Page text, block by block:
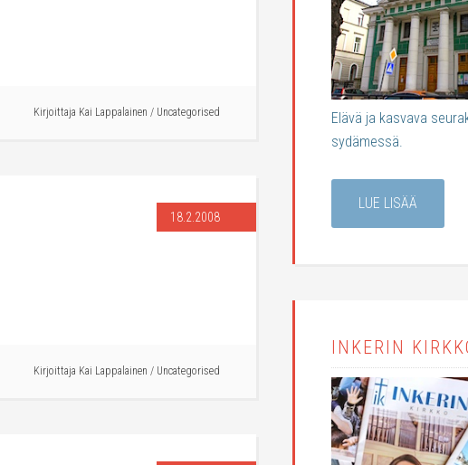
Kirjoittaja Kai Lappalainen / Uncategorised
18.2.2008
Kirjoittaja Kai Lappalainen / Uncategorised
Elävä ja kasvava
sydämessä.
LUE LISÄÄ
INKERIN